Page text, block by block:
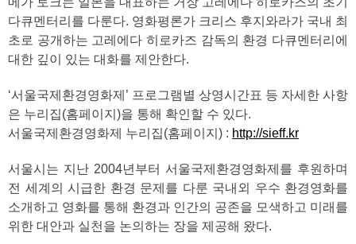
다큐멘터리를 다룬다. 영화평론가 크리스 후지와라가 국내 최
초로 공개하는 고레에다 히로카즈 감독의 환경 다큐멘터리에
대한 깊이 있는 대화를 제안한다.
‘서울국제환경영화제’ 프로그램별 상영시간표 등 자세한 사항
은 누리집(홈페이지)을 통해 확인할 수 있다.
서울국제환경영화제 누리집(홈페이지) : http://sieff.kr
서울시는 지난 2004년부터 서울국제환경영화제를 후원하며
전 세계의 시급한 환경 문제를 다룬 국내외 우수 환경영화를
소개하고 영화를 통해 환경과 인간의 공존을 모색하고 미래를
위한 대안과 실천을 논의하는 장을 제공해 왔다.